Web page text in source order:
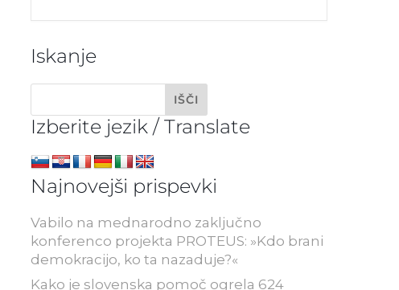
Iskanje
Izberite jezik / Translate
Najnovejši prispevki
Vabilo na mednarodno zaključno
konferenco projekta PROTEUS: »Kdo brani
demokracijo, ko ta nazaduje?«
Kako je slovenska pomoč ogrela 624